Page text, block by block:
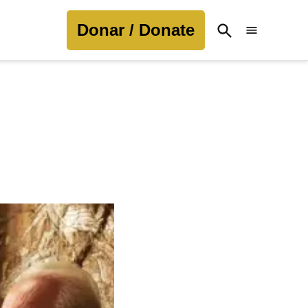
Donar / Donate
Open
Search